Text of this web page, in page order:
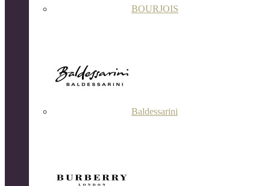
BOURJOIS
Baldessarini